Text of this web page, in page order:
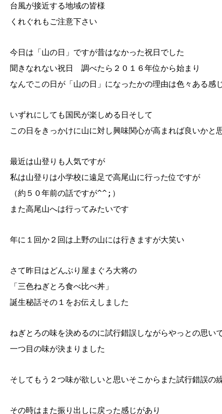
台風が接近する地域の皆様
くれぐれもご注意下さい
今日は「山の日」ですが昔はなかった祝日でした
聞きなれない祝日 調べたら２０１６年位から始まり
なんでこの日が「山の日」になったかの理由は色々ある感
いずれにしても国民が楽しめる日そして
この日をきっかけに山に対し興味関心が高まれば良いかと
最近は山登りも人気ですが
私は山登りは小学校に遠足で高尾山に行った位ですが
（約５０年前の話ですが^^;）
また高尾山へは行ってみたいです
年に１回か２回は上野の山には行きますが大笑い
さて昨日はどんぶり屋まぐろ大将の
「三色ねぎとろ食べ比べ丼」
誕生秘話その１をお伝えしました
ねぎとろの味を決めるのに試行錯誤しながらやっとの思い
一つ目の味が決まりました
そしてもう２つ味が欲しいと思いそこからまた試行錯誤の
その時はまた振り出しに戻った感じがあり